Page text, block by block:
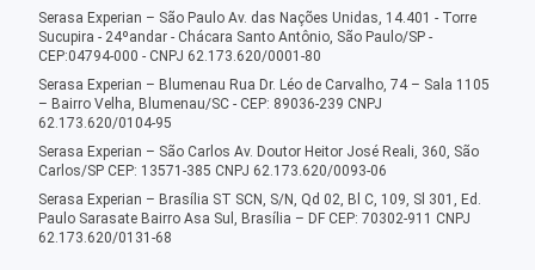
Serasa Experian – São Paulo Av. das Nações Unidas, 14.401 - Torre
Sucupira - 24ºandar - Chácara Santo Antônio, São Paulo/SP -
CEP:04794-000 - CNPJ 62.173.620/0001-80
Serasa Experian – Blumenau Rua Dr. Léo de Carvalho, 74 – Sala 1105
– Bairro Velha, Blumenau/SC - CEP: 89036-239 CNPJ
62.173.620/0104-95
Serasa Experian – São Carlos Av. Doutor Heitor José Reali, 360, São
Carlos/SP CEP: 13571-385 CNPJ 62.173.620/0093-06
Serasa Experian – Brasília ST SCN, S/N, Qd 02, Bl C, 109, Sl 301, Ed.
Paulo Sarasate Bairro Asa Sul, Brasília – DF CEP: 70302-911 CNPJ
62.173.620/0131-68